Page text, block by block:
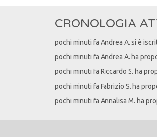
CRONOLOGIA
pochi minuti fa Andrea A. si è
pochi minuti fa Andrea A. ha
pochi minuti fa Riccardo S. ha
pochi minuti fa Fabrizio S. ha
pochi minuti fa Annalisa M. ha